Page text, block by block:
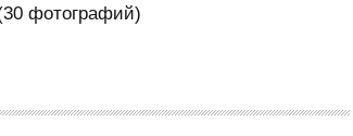
фотографий)